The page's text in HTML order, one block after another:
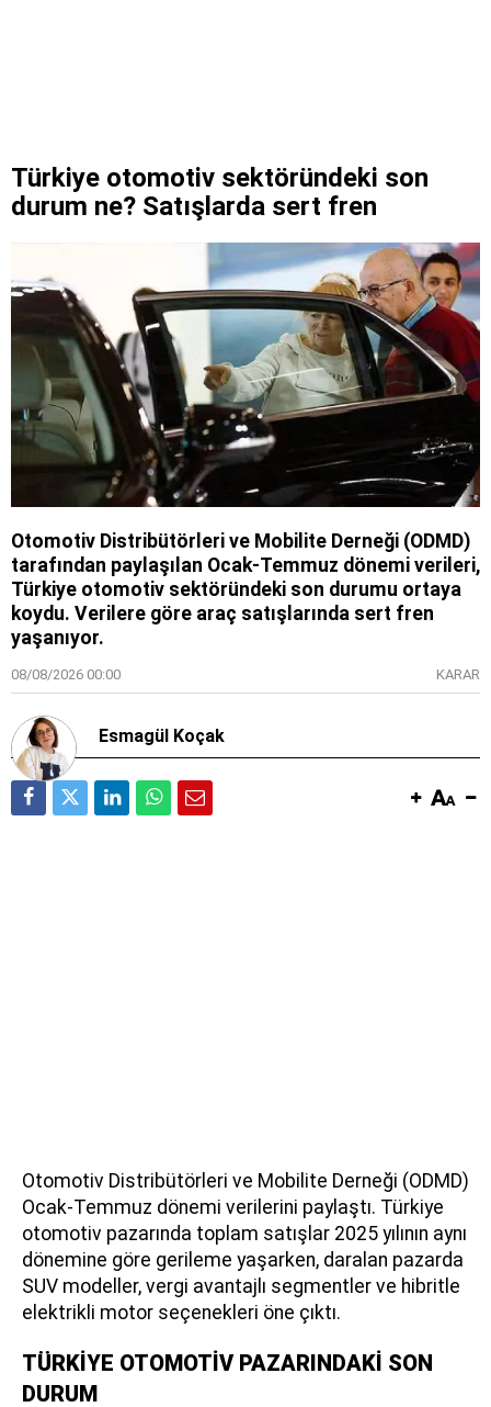
Türkiye otomotiv sektöründeki son
durum ne? Satışlarda sert fren
Otomotiv Distribütörleri ve Mobilite Derneği (ODMD)
tarafından paylaşılan Ocak-Temmuz dönemi verileri,
Türkiye otomotiv sektöründeki son durumu ortaya
koydu. Verilere göre araç satışlarında sert fren
yaşanıyor.
08/08/2026 00:00 KARAR
Esmagül Koçak
Otomotiv Distribütörleri ve Mobilite Derneği (ODMD)
Ocak-Temmuz dönemi verilerini paylaştı. Türkiye
otomotiv pazarında toplam satışlar 2025 yılının aynı
dönemine göre gerileme yaşarken, daralan pazarda
SUV modeller, vergi avantajlı segmentler ve hibritle
elektrikli motor seçenekleri öne çıktı.
TÜRKİYE OTOMOTİV PAZARINDAKİ SON
DURUM